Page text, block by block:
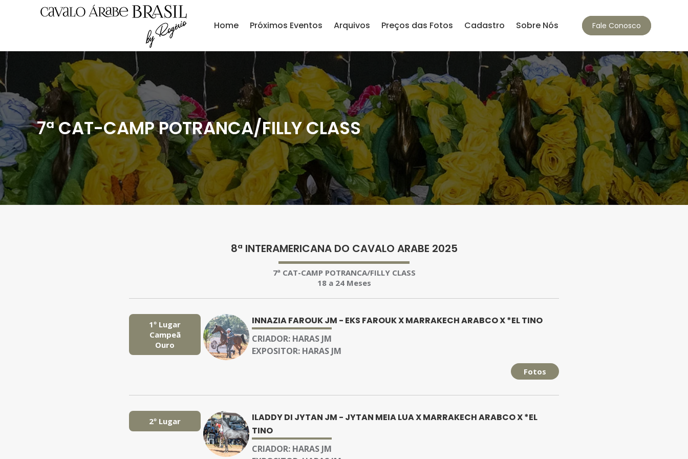
Home Próximos Eventos Arquivos Preços das Fotos Cadastro Sobre Nós Fale Conosco
7ª CAT-CAMP POTRANCA/FILLY CLASS
8ª INTERAMERICANA DO CAVALO ARABE 2025
7ª CAT-CAMP POTRANCA/FILLY CLASS
18 a 24 Meses
1º Lugar
Campeã
Ouro
INNAZIA FAROUK JM - EKS FAROUK X MARRAKECH ARABCO X *EL TINO
CRIADOR: HARAS JM
EXPOSITOR: HARAS JM
Fotos
2º Lugar
ILADDY DI JYTAN JM - JYTAN MEIA LUA X MARRAKECH ARABCO X *EL
TINO
CRIADOR: HARAS JM